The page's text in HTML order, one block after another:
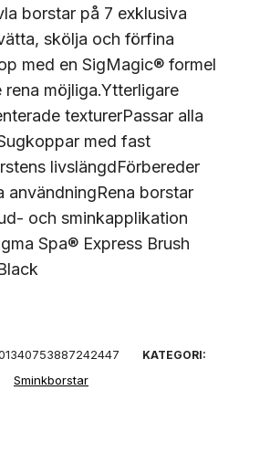
borstar på 7 exklusiva
skölja och förfina
med en SigMagic® formel
möjliga.Ytterligare
texturerPassar alla
med fast
livslängdFörbereder
användningRena borstar
och sminkapplikation
Spa® Express Brush
KATEGORI:
Sminkborstar